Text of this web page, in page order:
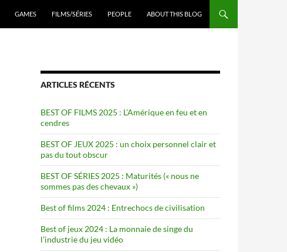
GAMES FILMS/SÉRIES PEOPLE ABOUT THIS BLOG
ARTICLES RÉCENTS
BEST OF FILMS 2025 : L’Amérique en feu et en
cendres
BEST OF JEUX 2025 : un choix personnel clair et
pas du tout obscur
BEST OF SÉRIES 2025 : Maturités (« nous ne
sommes pas des chevaux »)
Best of films 2024 : Entrechocs de civilisation
Best of jeux 2024 : La monnaie de singe du
l’industrie du jeu vidéo